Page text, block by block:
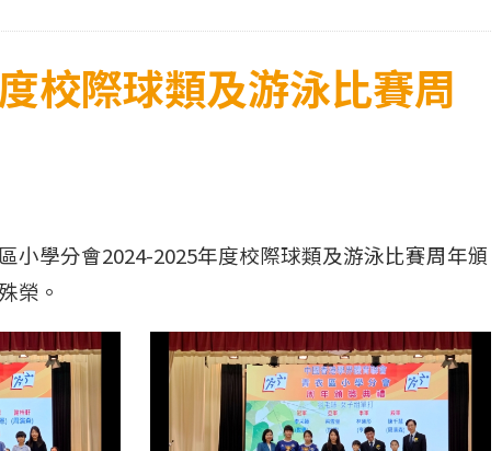
校際球類及游泳比賽周
學分會2024-2025年度校際球類及游泳比賽周年頒
榮。